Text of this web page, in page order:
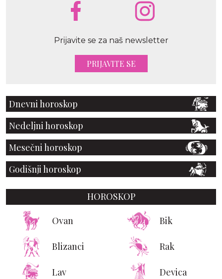
Prijavite se za naš newsletter
PRIJAVITE SE
Dnevni horoskop
Nedeljni horoskop
Mesečni horoskop
Godišnji horoskop
HOROSKOP
Ovan Bik
Blizanci Rak
Lav Devica